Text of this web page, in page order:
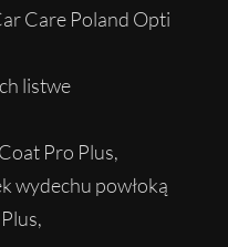
Care Poland Opti
listwe
Pro Plus,
wydechu powłoką